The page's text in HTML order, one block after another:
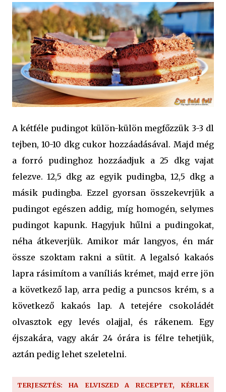
A kétféle pudingot külön-külön megfőzzük 3-3 dl
tejben, 10-10 dkg cukor hozzáadásával. Majd még
a forró pudinghoz hozzáadjuk a 25 dkg vajat
felezve. 12,5 dkg az egyik pudingba, 12,5 dkg a
másik pudingba. Ezzel gyorsan összekevrjük a
pudingot egészen addig, míg homogén, selymes
pudingot kapunk. Hagyjuk hűlni a pudingokat,
néha átkeverjük. Amikor már langyos, én már
össze szoktam rakni a sütit. A legalsó kakaós
lapra rásimítom a vaníliás krémet, majd erre jön
a következő lap, arra pedig a puncsos krém, s a
következő kakaós lap. A tetejére csokoládét
olvasztok egy levés olajjal, és rákenem. Egy
éjszakára, vagy akár 24 órára is félre tehetjük,
aztán pedig lehet szeletelni.
TERJESZTÉS: HA ELVISZED A RECEPTET, KÉRLEK